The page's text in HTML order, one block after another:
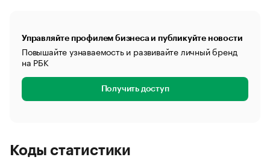
Управляйте профилем бизнеса и публикуйте новости
Повышайте узнаваемость и развивайте личный бренд
на РБК
Получить доступ
Коды статистики